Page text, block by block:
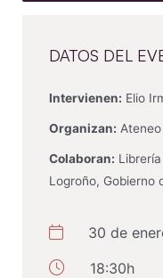
DATOS DEL
Intervienen: Elio
Organizan:
Colaboran:
Logroño, Gobierno
30 de
18:30h